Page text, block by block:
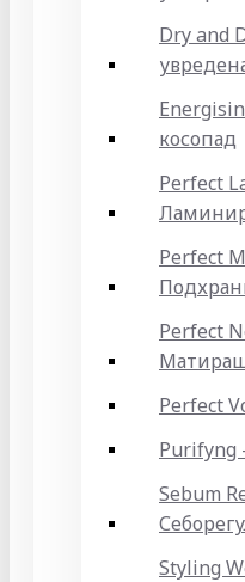
Dry and
косопад
Perfect
Perfect
Perfect
Perfect
Purifyng
Sebum
Styling